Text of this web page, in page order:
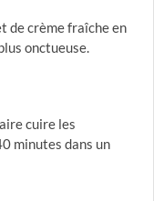
de crème fraîche en
onctueuse.
cuire les
minutes dans un